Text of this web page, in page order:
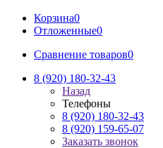
Корзина0
Отложенные0
Сравнение товаров0
8 (920) 180-32-43
Назад
Телефоны
8 (920) 180-32-43
8 (920) 159-65-07
Заказать звонок